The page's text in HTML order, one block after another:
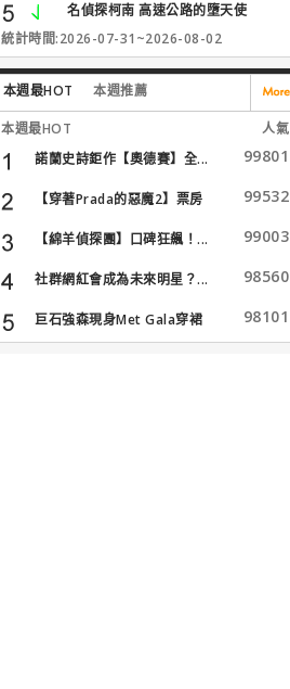
名偵探柯南 高速公路的墮天使
統計時間:2026-07-31~2026-08-02
本週最HOT 本週推薦
本週最HOT
人氣
諾蘭史詩鉅作【奧德賽】全...
99801
【穿著Prada的惡魔2】票房
99532
【綿羊偵探團】口碑狂飆！... 99003
社群網紅會成為未來明星？... 98560
巨石強森現身Met Gala穿裙
子...
98101